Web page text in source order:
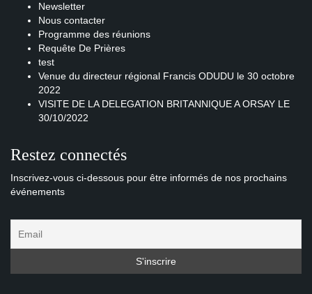
Newsletter
Nous contacter
Programme des réunions
Requête De Prières
test
Venue du directeur régional Francis ODUDU le 30 octobre
2022
VISITE DE LA DELEGATION BRITANNIQUE A ORSAY LE
30/10/2022
Restez connectés
Inscrivez-vous ci-dessous pour être informés de nos prochains
événements